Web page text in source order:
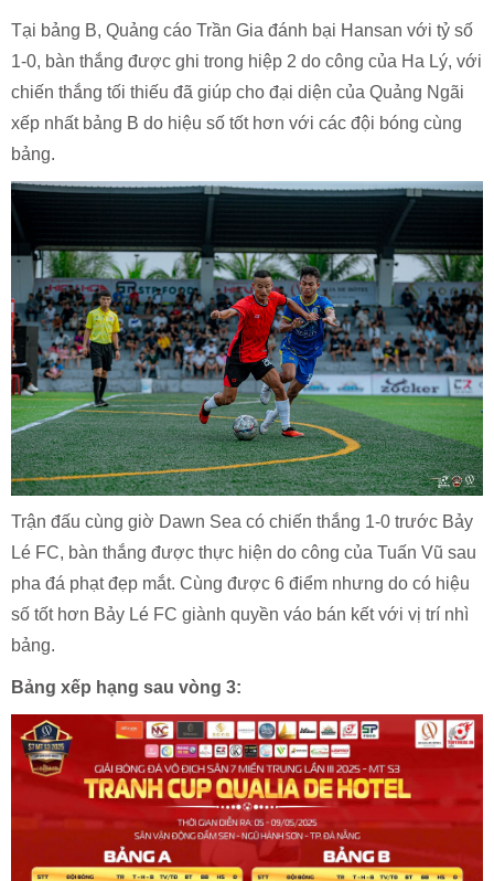
Tại bảng B, Quảng cáo Trần Gia đánh bại Hansan với tỷ số
1-0, bàn thắng được ghi trong hiệp 2 do công của Ha Lý, với
chiến thắng tối thiếu đã giúp cho đại diện của Quảng Ngãi
xếp nhất bảng B do hiệu số tốt hơn với các đội bóng cùng
bảng.
Trận đấu cùng giờ Dawn Sea có chiến thắng 1-0 trước Bảy
Lé FC, bàn thắng được thực hiện do công của Tuấn Vũ sau
pha đá phạt đẹp mắt. Cùng được 6 điểm nhưng do có hiệu
số tốt hơn Bảy Lé FC giành quyền váo bán kết với vị trí nhì
bảng.
Bảng xếp hạng sau vòng 3: